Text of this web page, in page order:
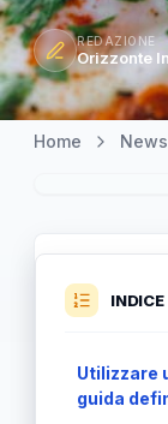
REDAZIONE
Orizzonte
Home News
Utilizzare
guida